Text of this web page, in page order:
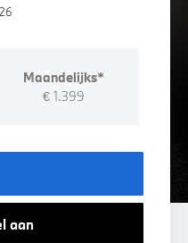
Maandelijks*
€ 1.399
aan